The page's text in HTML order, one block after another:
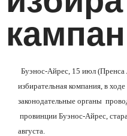
Буэнос-Айрес, 15 июл (Пренса
избирательная компания, в
законодательные органы
провинции Буэнос-Айрес,
августа.